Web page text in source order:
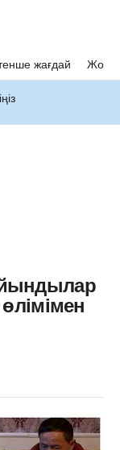
жағдай Жол